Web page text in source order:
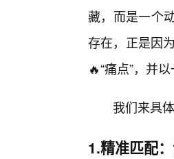
藏，而是一个
存在，正是因
🔥“痛点”，并
我们来具
1.精准匹配